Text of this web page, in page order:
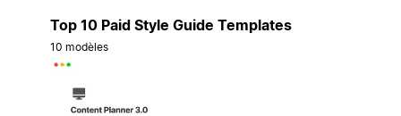
Top 10 Paid Style Guide Templates
10 modèles